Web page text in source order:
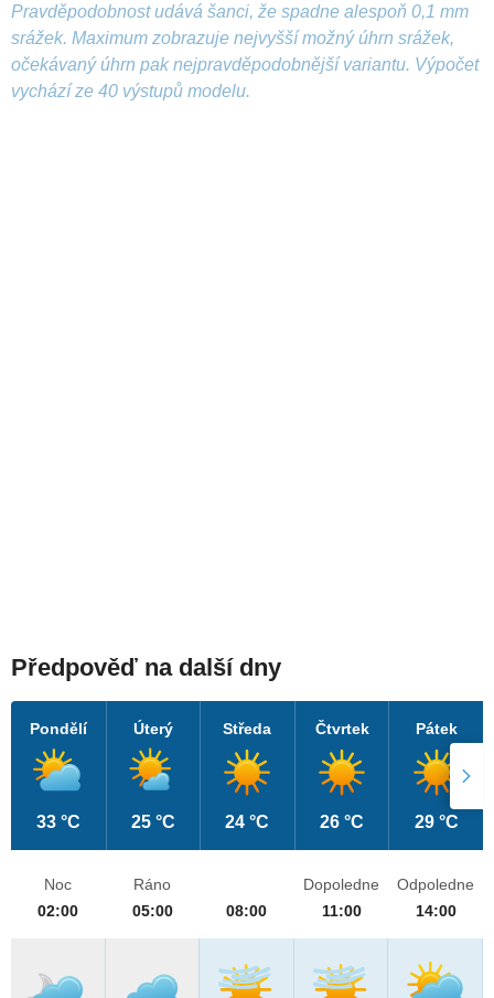
Pravděpodobnost udává šanci, že spadne alespoň 0,1 mm
srážek. Maximum zobrazuje nejvyšší možný úhrn srážek,
očekávaný úhrn pak nejpravděpodobnější variantu. Výpočet
vychází ze 40 výstupů modelu.
Předpověď na další dny
Pondělí
33 °C
Úterý
25 °C
Středa
24 °C
Čtvrtek
26 °C
Pátek
29 °C
Noc
02:00
Ráno
05:00
08:00
Dopoledne
11:00
Odpoledne
14:00